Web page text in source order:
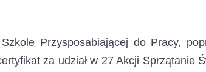
Przysposabiającej do Pracy,
za udział w 27 Akcji Sprzątanie